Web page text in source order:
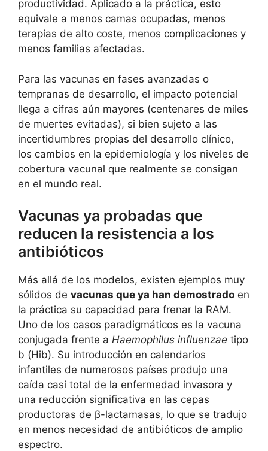
productividad. Aplicado a la práctica, esto
equivale a menos camas ocupadas, menos
terapias de alto coste, menos complicaciones y
menos familias afectadas.
Para las vacunas en fases avanzadas o
tempranas de desarrollo, el impacto potencial
llega a cifras aún mayores (centenares de miles
de muertes evitadas), si bien sujeto a las
incertidumbres propias del desarrollo clínico,
los cambios en la epidemiología y los niveles de
cobertura vacunal que realmente se consigan
en el mundo real.
Vacunas ya probadas que
reducen la resistencia a los
antibióticos
Más allá de los modelos, existen ejemplos muy
sólidos de vacunas que ya han demostrado en
la práctica su capacidad para frenar la RAM.
Uno de los casos paradigmáticos es la vacuna
conjugada frente a Haemophilus influenzae tipo
b (Hib). Su introducción en calendarios
infantiles de numerosos países produjo una
caída casi total de la enfermedad invasora y
una reducción significativa en las cepas
productoras de β-lactamasas, lo que se tradujo
en menos necesidad de antibióticos de amplio
espectro.